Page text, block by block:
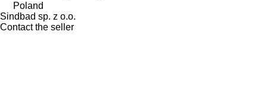
Poland
Sindbad sp. z o.o.
Contact the seller